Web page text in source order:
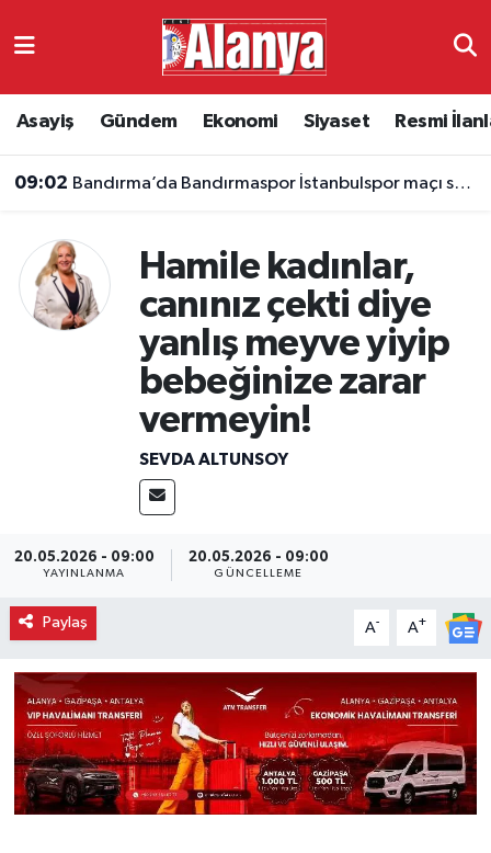
Asayiş Gündem Ekonomi Siyaset Resmi
09:02 Bandırma’da Bandırmaspor İstanbulspor maçı saat kaçta, hangi kanalda?
Hamile kadınlar,
canınız çekti diye
yanlış meyve yiyip
bebeğinize zarar
vermeyin!
SEVDA ALTUNSOY
20.05.2026 - 09:00
YAYINLANMA
20.05.2026 - 09:00
GÜNCELLEME
Paylaş A- A+
Ekonomi
Siyaset
Resmi İlanlar
Alanyaspor
Antalya Namaz Vakitleri
Antalya Trafik Yoğunluk Haritası
Süper Lig Puan Durumu ve Fikstür
Tüm Manşetler
Son Dakika Haberleri